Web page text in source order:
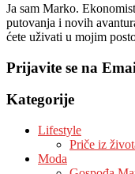
Ja sam Marko.
putovanja i novih
ćete uživati u mojim
Prijavite se na
Kategorije
Lifestyle
Priče iz
Moda